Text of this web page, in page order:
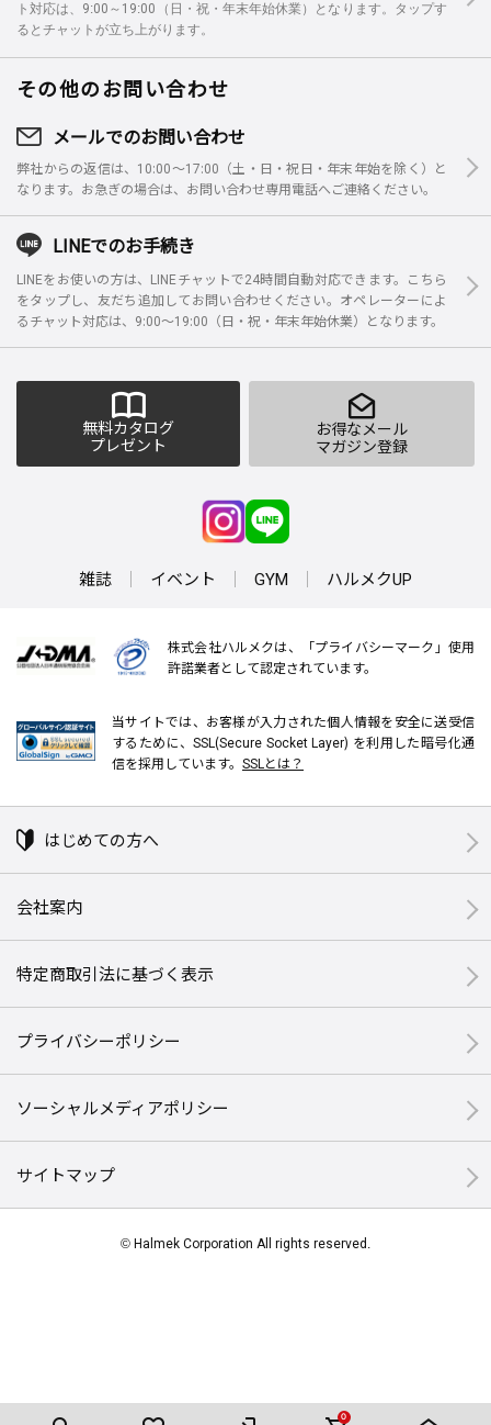
0
ト対応は、9:00～19:00（日・祝・年末年始休業）となります。タップす
るとチャットが立ち上がります。
その他のお問い合わせ
メールでのお問い合わせ
弊社からの返信は、10:00～17:00（土・日・祝日・年末年始を除く）と
なります。お急ぎの場合は、お問い合わせ専用電話へご連絡ください。
LINEでのお手続き
LINEをお使いの方は、LINEチャットで24時間自動対応できます。こちら
をタップし、友だち追加してお問い合わせください。オペレーターによ
るチャット対応は、9:00～19:00（日・祝・年末年始休業）となります。
無料カタログ
プレゼント
お得なメール
マガジン登録
雑誌 イベント GYM ハルメクUP
株式会社ハルメクは、「プライバシーマーク」使用
許諾業者として認定されています。
当サイトでは、お客様が入力された個人情報を安全に送受信
するために、SSL(Secure Socket Layer) を利用した暗号化通
信を採用しています。 SSLとは？
はじめての方へ
会社案内
特定商取引法に基づく表示
プライバシーポリシー
ソーシャルメディアポリシー
サイトマップ
© Halmek Corporation All rights reserved.